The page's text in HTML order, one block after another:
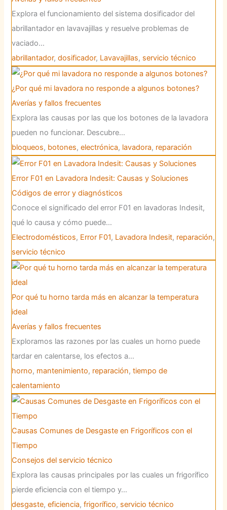
Explora el funcionamiento del sistema dosificador del
abrillantador en lavavajillas y resuelve problemas de
vaciado…
abrillantador,dosificador, Lavavajillas, servicio técnico
¿Por qué mi lavadora no responde a algunos botones?
Averías y fallos frecuentes
Explora las causas por las que los botones de la lavadora
pueden no funcionar. Descubre…
bloqueos, botones,electrónica, lavadora, reparación
Error F01 en Lavadora Indesit: Causas y Soluciones
Códigos de error y diagnósticos
Conoce el significado del error F01 en lavadoras Indesit,
qué lo causa y cómo puede…
Electrodomésticos, Error F01, Lavadora Indesit, reparación,
servicio técnico
Por qué tu horno tarda más en alcanzar la temperatura
ideal
Averías y fallos frecuentes
Exploramos las razones por las cuales un horno puede
tardar en calentarse, los efectos a…
horno, mantenimiento, reparación,tiempo de
calentamiento
Causas Comunes de Desgaste en Frigoríficos con el
Tiempo
Consejos del servicio técnico
Explora las causas principales por las cuales un frigorífico
pierde eficiencia con el tiempo y…
desgaste,eficiencia,frigorífico, servicio técnico